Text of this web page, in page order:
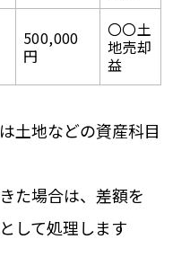
500,000
円
〇〇土
地売却
益
土地などの資産科目
た場合は、差額を
して処理します